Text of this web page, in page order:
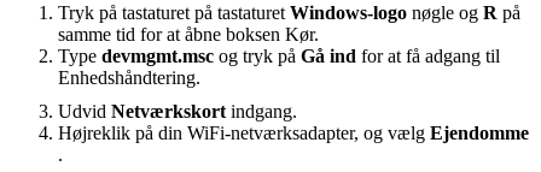
Tryk på tastaturet på tastaturet Windows-logo nøgle og R på
samme tid for at åbne boksen Kør.
Type devmgmt.msc og tryk på Gå ind for at få adgang til
Enhedshåndtering.
Udvid Netværkskort indgang.
Højreklik på din WiFi-netværksadapter, og vælg Ejendomme
.